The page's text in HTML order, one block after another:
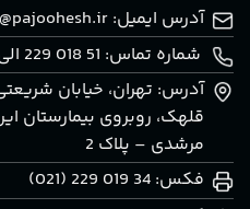
آدرس ایمیل:
شماره تماس: 51 018 229 الی 54 018 229
آدرس: تهران، خيابان
قلهک، روبروی بيمارستان
مرشدی – پلاک 2
فکس: 34 019 229 (021)